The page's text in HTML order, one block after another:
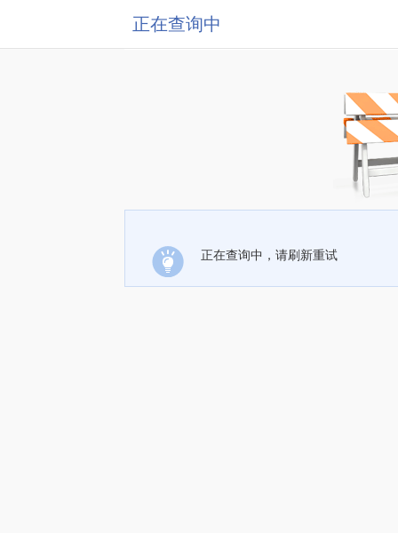
正在查询中
正在查询中，请刷新重试